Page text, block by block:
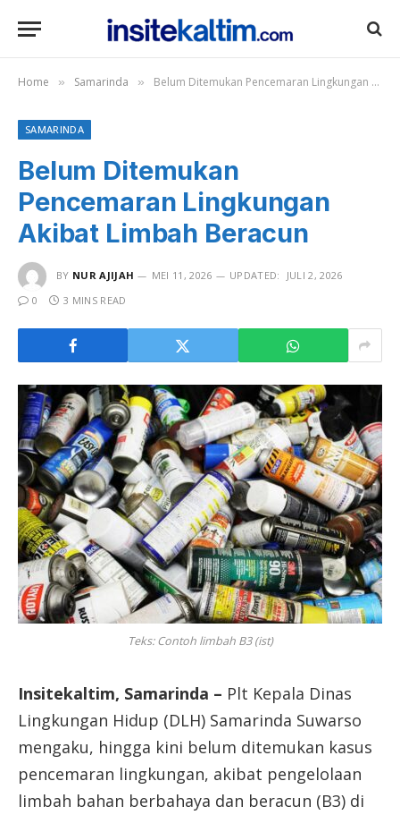
Home » Samarinda » Belum Ditemukan Pencemaran Lingkungan Akibat Limbah Beracun
SAMARINDA
Belum Ditemukan
Pencemaran Lingkungan
Akibat Limbah Beracun
BY NUR AJIJAH MEI 11, 2026 UPDATED:
JULI 2, 2026
0
3 MINS READ
Teks: Contoh limbah B3 (ist)
Insitekaltim, Samarinda – Plt Kepala Dinas
Lingkungan Hidup (DLH) Samarinda Suwarso
mengaku, hingga kini belum ditemukan kasus
pencemaran lingkungan, akibat pengelolaan
limbah bahan berbahaya dan beracun (B3) di